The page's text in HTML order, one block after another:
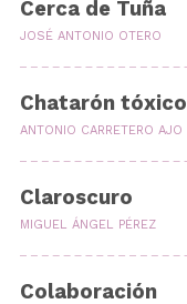
Cerca de Tuña
JOSÉ ANTONIO OTERO
Chatarón tóxico
ANTONIO CARRETERO AJO
Claroscuro
MIGUEL ÁNGEL PÉREZ
Colaboración